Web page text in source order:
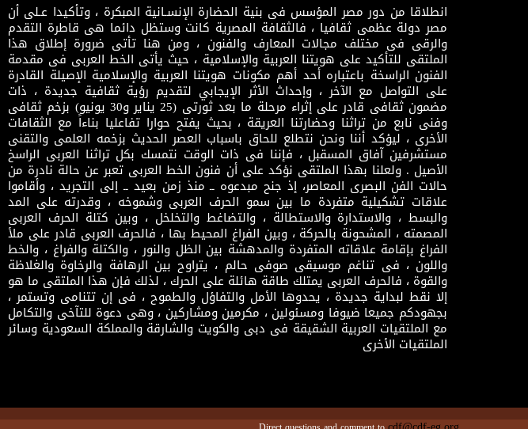
انطلاقا من دور مصر المؤسس فى بنية الحضارة الإنسـانية المبكرة ، وتأكيدا عـلى أن
مصر دولة عظمى ثقافيا ، فالثقافة المصرية كانت وستظل دائما هى قاطرة التقدم
والرقى فى مختلف مجالات المعارف والفنون ، ومن هنا تأتى ضرورة إطلاق هذا
الملتقى للتأكيد على هويتنا العربية والإسلامية ، حيث يأتى الخط العربى فى مقدمة
الفنون الراسخة باعتباره أحد أهم مكونات هويتنا العربية والإسلامية الإصيلة القادرة
على التواصل مع الآخر ، وإحداث الأثر الإيجابي لتقديم رؤية ثقافية جديدة ، ذات
مضمون ثقافى قادر على إثراء مرحلة ما بعد ثورتى (25 يناير و30 يونيو) بزخم ثقافى
وفنى نابع من تراثنا وحضارتنا العريقة ، بحيث يفتح حوارا تفاعليا بناءاً مع الثقافات
الأخرى ، ليؤكد أننا ونحن نتطلع للحاق باسباب العصر الحديث بزخمه العلمى والتقنى
مستشرفين آفاق المسقبل ، فإننا فى ذات الوقت نتمسك بكل تراثنا العربى الراسخ
الأصيل . ولعلنا بهذا الملتقى نؤكد على أن فنون الخط العربى تعبر عن حالة نادرة من
حالات الفن البصرى المعاصر، إذ جنح مبدعوه ــ منذ زمن بعيد ــ إلى التجريد ، وأقاموا
علاقات تشكيلية متفردة ما بين سمو الحرف العربى وشموخه ، وقدرته على المد
والبسط ، والاستدارة والاستطالة ، والتضاغط والتخلخل ، وبين كتلة الحرف العربى
المصمته ، المشحونة بالحركة ، وبين الفراغ المحيط بها ، فالحرف العربى قادر على ملأ
الفراغ بإقامة علاقاته المتفردة والمدهشة بين الظل والنور ، والكتلة والفراغ ، والخط
واللون ، فى تناغم موسيقى صوفى حالم ، يتراوح بين الرهافة والرخاوة والغلاظة
والقوة ، فالحرف العربى يمتلك طاقة هائلة على الحرك ، لذلك فإن هذا الملتقى ما هو
إلا نقط لبداية جديدة ، يحدوها الأمل والتفاؤل والطموح ، فى إن تتنامى وتستمر ،
بجهودكم جميعا ضيوفا ومسئولين ، مكرمين ومشاركين ، وهى دعوة للتآخى والتكامل
مع الملتقيات العربية الشقيقة فى دبى والكويت والشارقة والمملكة السعودية وسائر
الملتقيات الأخرى